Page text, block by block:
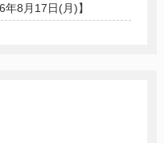
8月17日(月)】